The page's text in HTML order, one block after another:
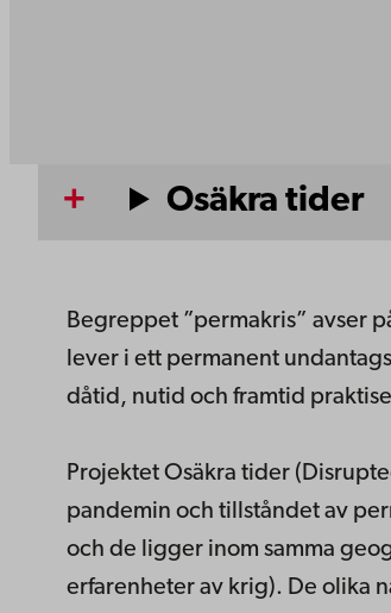
Osäkra tider
Begreppet ”permakris” avser
lever i ett permanent
dåtid, nutid och framtid
Projektet Osäkra tider
pandemin och tillståndet av
och de ligger inom samma
erfarenheter av krig). De olika